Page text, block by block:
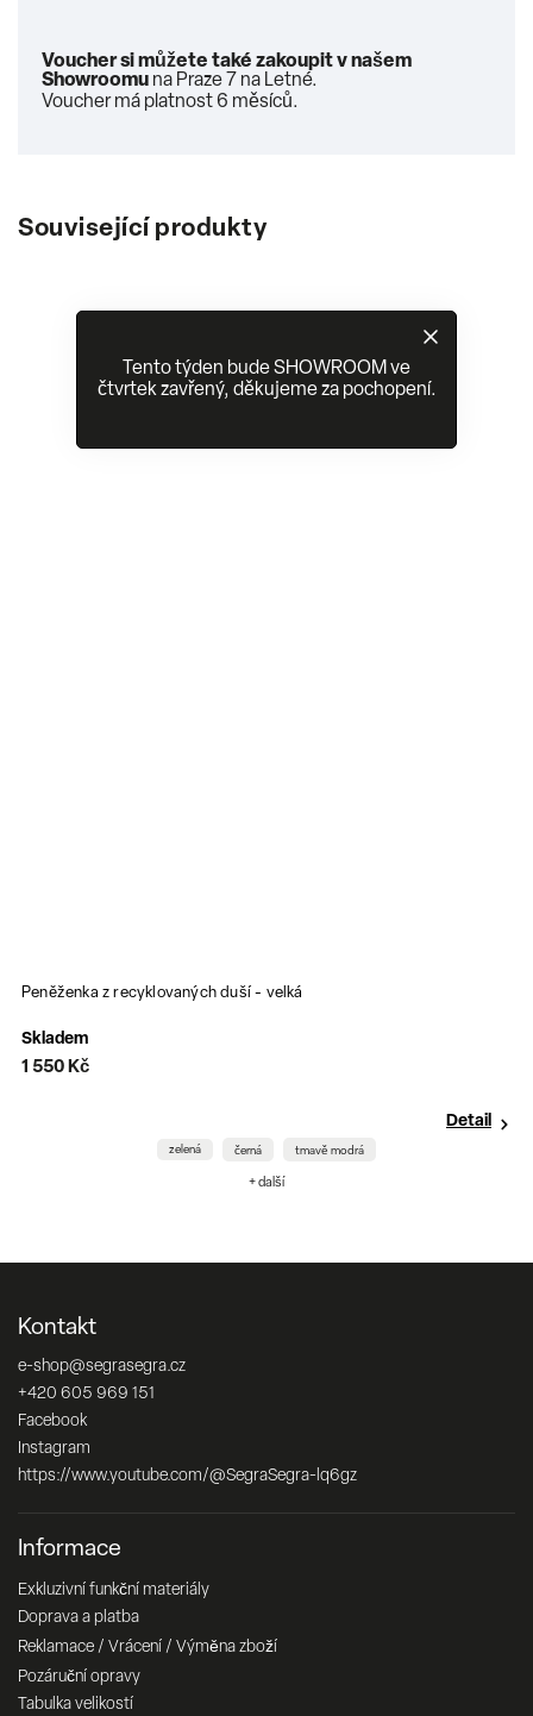
Tento týden bude SHOWROOM ve
čtvrtek zavřený, děkujeme za pochopení.
Voucher si můžete také zakoupit v našem
Showroomu na Praze 7 na Letné.
Voucher má platnost 6 měsíců.
Související produkty
Peněženka z recyklovaných duší - velká
Skladem
1 550 Kč
Detail
zelená černá tmavě modrá
+ další
Kontakt
e-shop@segrasegra.cz
+420 605 969 151
Facebook
Instagram
https://www.youtube.com/@SegraSegra-lq6gz
Informace
Exkluzivní funkční materiály
Doprava a platba
Reklamace / Vrácení / Výměna zboží
Pozáruční opravy
Tabulka velikostí